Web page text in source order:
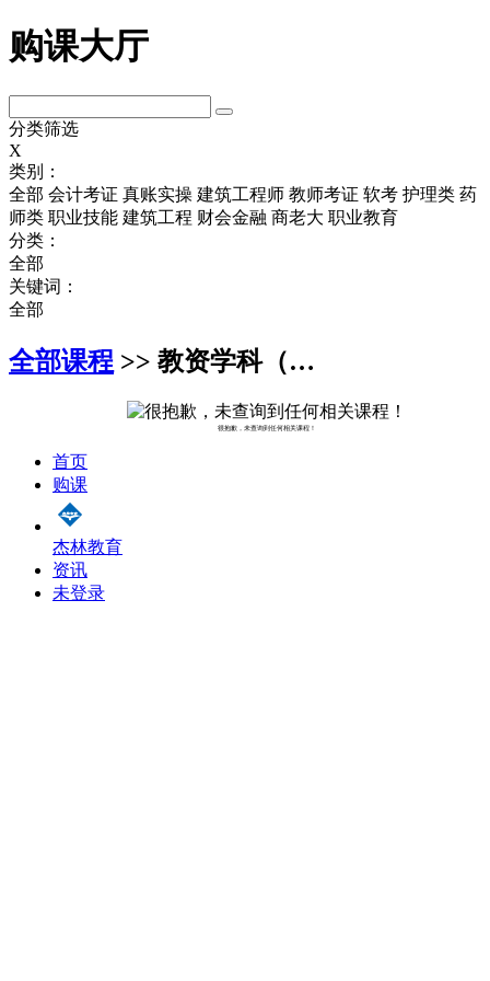
购课大厅
分类筛选
X
类别：
全部 会计考证 真账实操 建筑工程师 教师考证 软考 护理类 药
师类 职业技能 建筑工程 财会金融 商老大 职业教育
分类：
全部
关键词：
全部
全部课程 >> 教资学科（…
很抱歉，未查询到任何相关课程！
首页
购课
杰林教育
资讯
未登录